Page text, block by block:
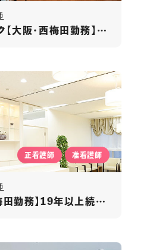
AGAスキンクリニック【大阪・西梅田勤務】業界No.1／発毛専門クリニック／年間休日125日
正看護師 准看護師
フェミークリニック【梅田勤務】19年以上続く美容皮膚科/駅徒歩5分/月給32万円以上